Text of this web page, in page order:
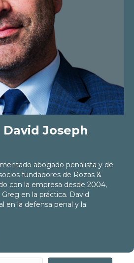
Joseph
abogado penalista y de
fundadores de Rozas &
con la empresa desde 2004,
en la práctica. David
en la defensa penal y la